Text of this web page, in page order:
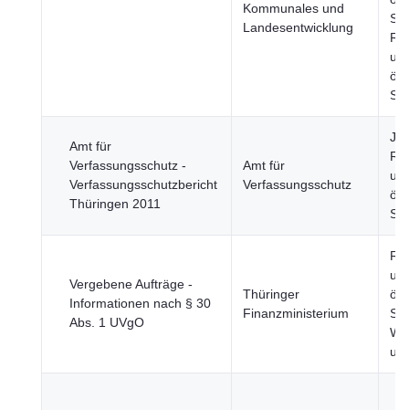
Kommunales und
Landesentwicklung
Amt für
Verfassungsschutz -
Verfassungsschutzbericht
Thüringen 2011
Amt für
Verfassungsschutz
Vergebene Aufträge -
Informationen nach § 30
Abs. 1 UVgO
Thüringer
Finanzministerium